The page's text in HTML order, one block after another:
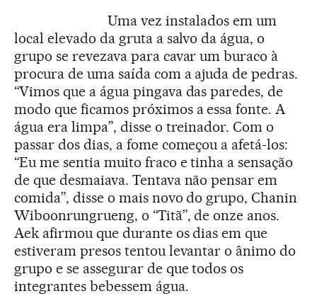
Uma vez instalados em um
local elevado da gruta a salvo da água, o
grupo se revezava para cavar um buraco à
procura de uma saída com a ajuda de pedras.
“Vimos que a água pingava das paredes, de
modo que ficamos próximos a essa fonte. A
água era limpa”, disse o treinador. Com o
passar dos dias, a fome começou a afetá-los:
“Eu me sentia muito fraco e tinha a sensação
de que desmaiava. Tentava não pensar em
comida”, disse o mais novo do grupo, Chanin
Wiboonrungrueng, o “Titã”, de onze anos.
Aek afirmou que durante os dias em que
estiveram presos tentou levantar o ânimo do
grupo e se assegurar de que todos os
integrantes bebessem água.